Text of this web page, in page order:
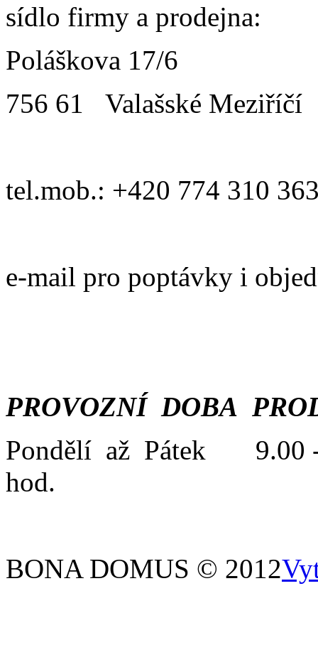
sídlo firmy a prodejna:
Poláškova 17/6
756 61 Valašské Meziříčí
tel.mob.: +420 774 310
e-mail pro poptávky i
PROVOZNÍ DOBA
Pondělí až Pátek 9.00
hod.
BONA DOMUS © 2012